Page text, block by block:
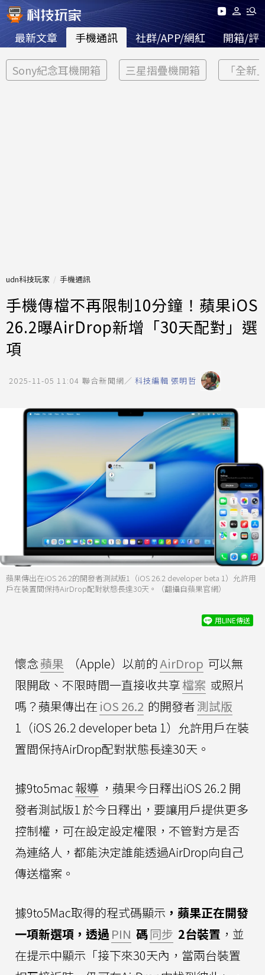
最新文章 手機通訊 社群/APP/網紅 開箱/評
Sony紀念耳機開箱 三星摺疊機開箱 「全新
udn科技玩家 手機通訊
手機傳檔不再限制10分鐘！蘋果iOS
26.2曝AirDrop新增「30天配對」選
項
2025-11-05 11:04 聯合新聞網／ 科技編輯 張明哲
蘋果傳出在iOS 26.2的開發者測試版1（iOS 26.2 developer beta 1）允許用
戶在裝置間保持AirDrop配對狀態長達30天。（翻攝自蘋果官網）
用LINE傳送
懷念蘋果 （Apple）以前的AirDrop 可以無
限開啟、不限時間一直接收共享檔案 或照片
嗎？蘋果傳出在 iOS 26.2 的開發者測試版
1（iOS 26.2 developer beta 1）允許用戶在裝
置間保持AirDrop配對狀態長達30天。
據9to5mac報導 ，蘋果今日釋出iOS 26.2 開
發者測試版1 於今日釋出，要讓用戶提供更多
控制權，可在設定設定權限，不管對方是否
為連絡人，都能決定誰能透過AirDrop向自己
傳送檔案。
據9to5Mac取得的程式碼顯示 ，蘋果正在開發
一項新選項，透過 PIN 碼同步 2台裝置 ，並
在提示中顯示「接下來30天內，當兩台裝置